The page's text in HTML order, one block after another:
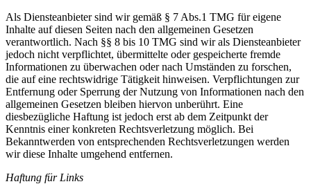
Als Diensteanbieter sind wir gemäß § 7 Abs.1 TMG für eigene
Inhalte auf diesen Seiten nach den allgemeinen Gesetzen
verantwortlich. Nach §§ 8 bis 10 TMG sind wir als Diensteanbieter
jedoch nicht verpflichtet, übermittelte oder gespeicherte fremde
Informationen zu überwachen oder nach Umständen zu forschen,
die auf eine rechtswidrige Tätigkeit hinweisen. Verpflichtungen zur
Entfernung oder Sperrung der Nutzung von Informationen nach den
allgemeinen Gesetzen bleiben hiervon unberührt. Eine
diesbezügliche Haftung ist jedoch erst ab dem Zeitpunkt der
Kenntnis einer konkreten Rechtsverletzung möglich. Bei
Bekanntwerden von entsprechenden Rechtsverletzungen werden
wir diese Inhalte umgehend entfernen.
Haftung für Links